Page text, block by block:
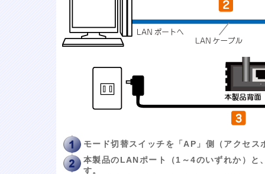
モード切替スイッチを「AP」側（アクセス
本製品のLANポート（1～4のいずれか）
す。